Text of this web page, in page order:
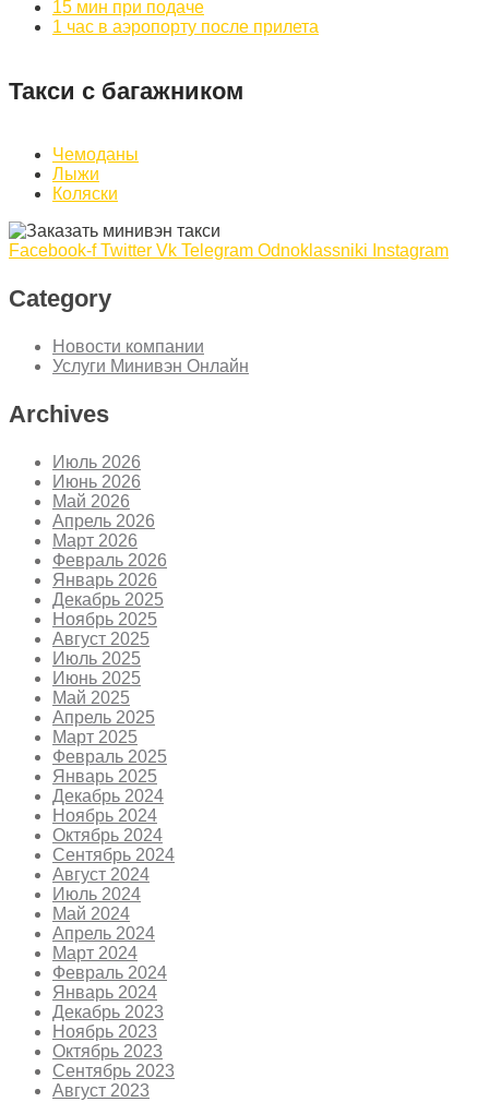
15 мин при подаче
1 час в аэропорту после прилета
Такси с багажником
Чемоданы
Лыжи
Коляски
Facebook-f Twitter Vk Telegram Odnoklassniki Instagram
Category
Новости компании
Услуги Минивэн Онлайн
Archives
Июль 2026
Июнь 2026
Май 2026
Апрель 2026
Март 2026
Февраль 2026
Январь 2026
Декабрь 2025
Ноябрь 2025
Август 2025
Июль 2025
Июнь 2025
Май 2025
Апрель 2025
Март 2025
Февраль 2025
Январь 2025
Декабрь 2024
Ноябрь 2024
Октябрь 2024
Сентябрь 2024
Август 2024
Июль 2024
Май 2024
Апрель 2024
Март 2024
Февраль 2024
Январь 2024
Декабрь 2023
Ноябрь 2023
Октябрь 2023
Сентябрь 2023
Август 2023